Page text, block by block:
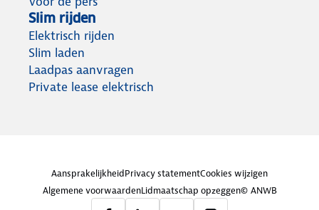
Slim rijden
Elektrisch rijden
Slim laden
Laadpas aanvragen
Private lease elektrisch
AansprakelijkheidPrivacy statementCookies wijzigen
Algemene voorwaardenLidmaatschap opzeggen© ANWB